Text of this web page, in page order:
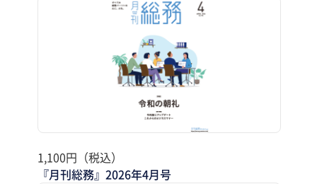
1,100円（税込）
『月刊総務』2026年4月号